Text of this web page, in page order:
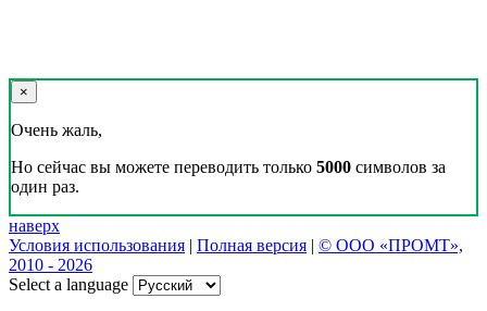
×
Очень жаль,
Но сейчас вы можете переводить только 5000 символов за
один раз.
наверх
Условия использования | Полная версия | © ООО «ПРОМТ»,
2010 - 2026
Select a language